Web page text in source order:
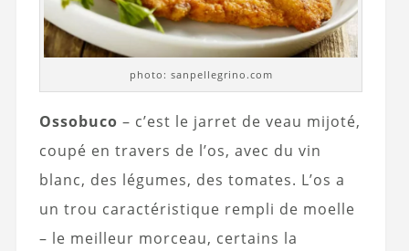
photo: sanpellegrino.com
Ossobuco – c’est le jarret de veau mijoté,
coupé en travers de l’os, avec du vin
blanc, des légumes, des tomates. L’os a
un trou caractéristique rempli de moelle
– le meilleur morceau, certains la